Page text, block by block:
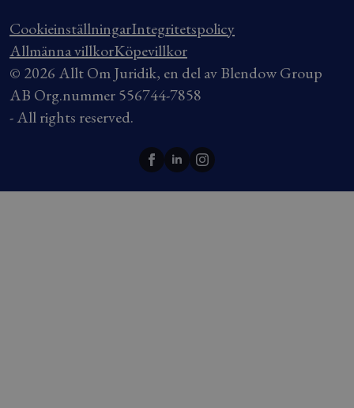
CookieinställningarIntegritetspolicy
Allmänna villkorKöpevillkor
© 2026 Allt Om Juridik, en del av Blendow Group
AB Org.nummer 556744-7858
- All rights reserved.